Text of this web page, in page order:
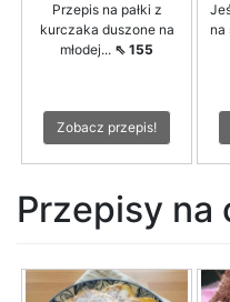
Przepis na pałki z
kurczaka duszone na
młodej... ⇖ 155
Zobacz przepis!
na
Przepisy na